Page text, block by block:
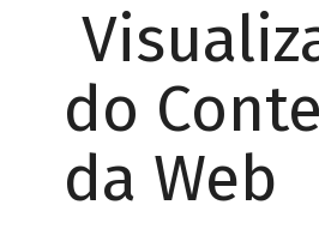
do
da Web